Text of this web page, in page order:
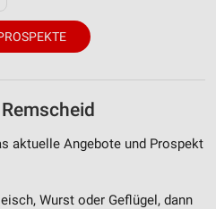
aktuelle Angebote und Prospekt
Wurst oder Geflügel, dann